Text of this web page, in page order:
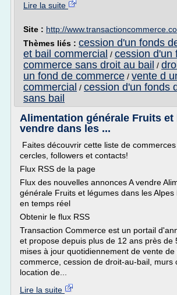
Lire la suite
Site : http://
Thèmes liés : cession d'un fonds
et bail commercial / cession d'un
commerce sans droit au bail /
un fond de commerce / vente d
commercial / cession d'un fonds
sans bail
Alimentation générale Fruits et
vendre dans les ...
Faites découvrir cette liste de commerces
cercles, followers et contacts!
Flux RSS de la page
Flux des nouvelles annonces A vendre
générale Fruits et légumes dans les Alpes
en temps réel
Obtenir le flux RSS
Transaction Commerce est un portail
et propose depuis plus de 12 ans près de
mises à jour quotidiennement de vente de
commerce, cession de droit-au-bail, murs
location de...
Lire la suite